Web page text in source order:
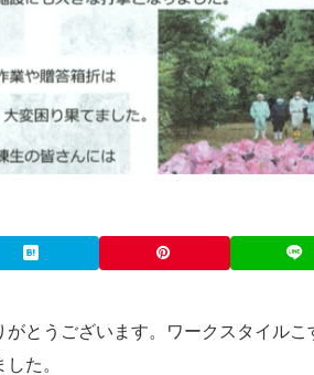
とうございます。ワークスタイルこ
た。